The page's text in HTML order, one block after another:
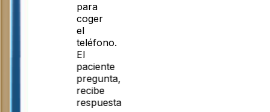
para
coger
el
teléfono.
El
paciente
pregunta,
recibe
respuesta